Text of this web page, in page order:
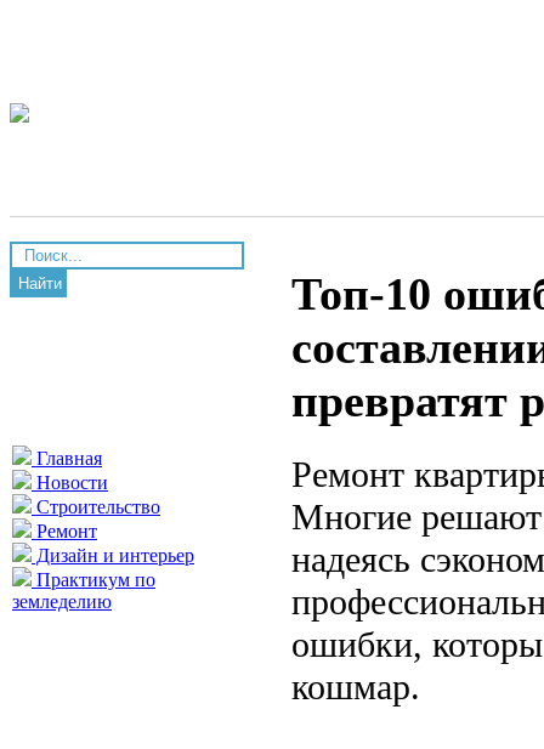
Найти
Главная
Новости
Строительство
Ремонт
Дизайн и интерьер
Практикум по
земледелию
Топ-10
превратят
Ремонт
Многие решают
надеясь
ошибки,
кошмар.